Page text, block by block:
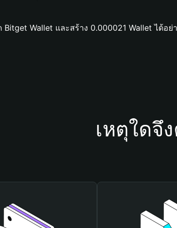
Bitget Wallet และสร้าง 0.000021 Wallet ได้อย่า
เหตุใดจึ